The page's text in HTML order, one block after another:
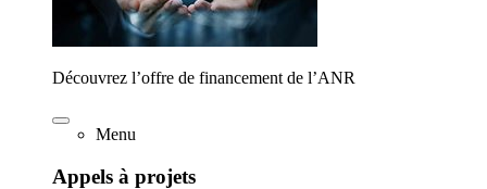
Découvrez l’offre de financement de l’ANR
Menu
Appels à projets